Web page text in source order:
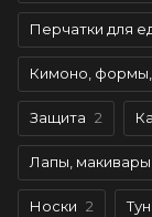
Перчатки для
Кимоно, формы,
Защита 2
Лапы,
Носки 2